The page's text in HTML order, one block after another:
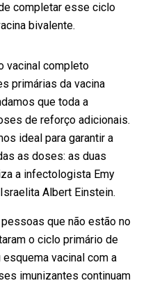
completar esse ciclo
bivalente.
vacinal completo
primárias da vacina
que toda a
de reforço adicionais.
ideal para garantir a
as doses: as duas
a infectologista Emy
Albert Einstein.
que não estão no
o ciclo primário de
vacinal com a
imunizantes continuam